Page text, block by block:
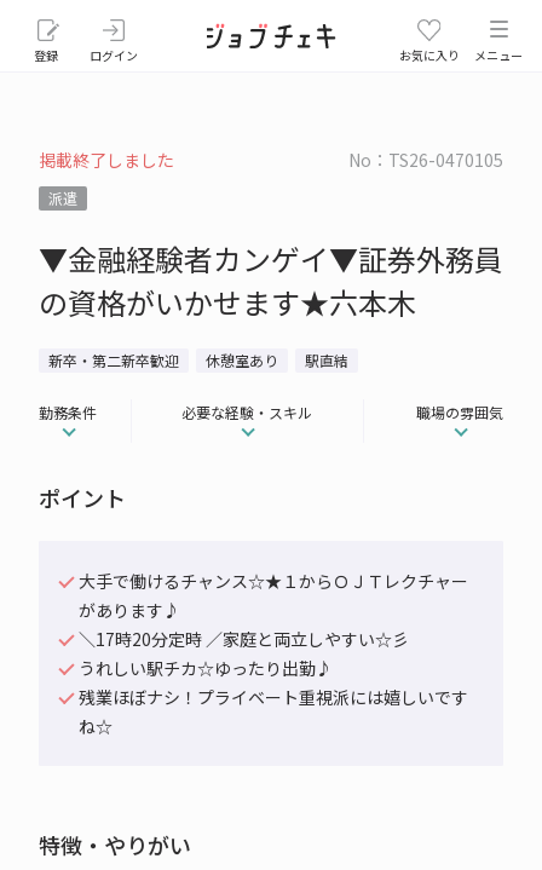
登録 ログイン お気に入り メニュー
掲載終了しました No：TS26-0470105
派遣
▼金融経験者カンゲイ▼証券外務員
の資格がいかせます★六本木
新卒・第二新卒歓迎 休憩室あり 駅直結
勤務条件 必要な経験・スキル 職場の雰囲気
ポイント
大手で働けるチャンス☆★１からＯＪＴレクチャー
があります♪
＼17時20分定時 ／家庭と両立しやすい☆彡
うれしい駅チカ☆ゆったり出勤♪
残業ほぼナシ！プライベート重視派には嬉しいです
ね☆
特徴・やりがい